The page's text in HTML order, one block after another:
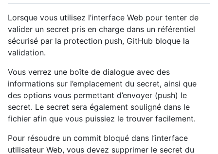
Lorsque vous utilisez l’interface Web pour tenter de
valider un secret pris en charge dans un référentiel
sécurisé par la protection push, GitHub bloque la
validation.
Vous verrez une boîte de dialogue avec des
informations sur l’emplacement du secret, ainsi que
des options vous permettant d’envoyer (push) le
secret. Le secret sera également souligné dans le
fichier afin que vous puissiez le trouver facilement.
Pour résoudre un commit bloqué dans l’interface
utilisateur Web, vous devez supprimer le secret du